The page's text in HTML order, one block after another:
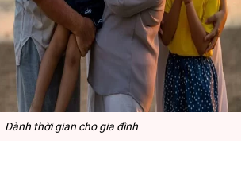
Dành thời gian cho gia đình